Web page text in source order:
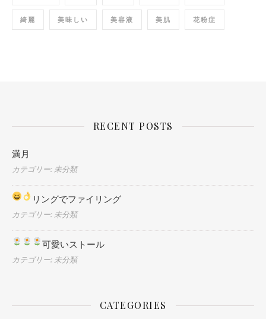
綺麗 美味しい 美容液 美肌 花粉症
RECENT POSTS
満月
カテゴリー: 未分類
リングでファイリング
カテゴリー: 未分類
可愛いストール
カテゴリー: 未分類
CATEGORIES